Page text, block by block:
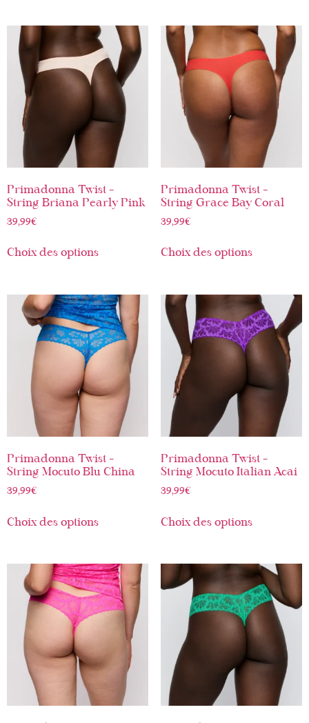
Primadonna Twist –
String Briana Pearly Pink
39,99€
Choix des options
Primadonna Twist –
String Grace Bay Coral
39,99€
Choix des options
Primadonna Twist –
String Mocuto Blu China
39,99€
Choix des options
Primadonna Twist –
String Mocuto Italian Acai
39,99€
Choix des options